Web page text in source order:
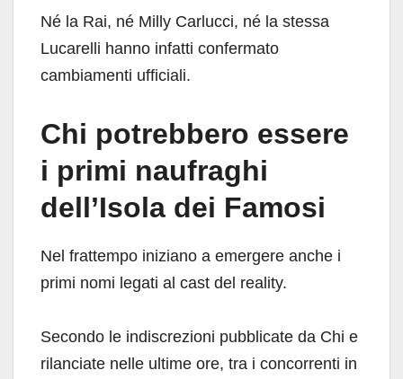
Né la Rai, né Milly Carlucci, né la stessa
Lucarelli hanno infatti confermato
cambiamenti ufficiali.
Chi potrebbero essere
i primi naufraghi
dell’Isola dei Famosi
Nel frattempo iniziano a emergere anche i
primi nomi legati al cast del reality.
Secondo le indiscrezioni pubblicate da Chi e
rilanciate nelle ultime ore, tra i concorrenti in